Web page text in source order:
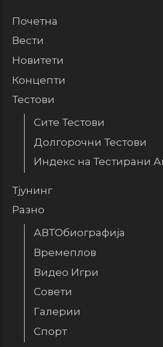
Почетна
Вести
Новитети
Концепти
Тестови
Сите Тестови
Долгорочни Тестови
Индекс на Тестирани
Тјунинг
Разно
АВТОбиографија
Времеплов
Видео Игри
Совети
Галерии
Спорт